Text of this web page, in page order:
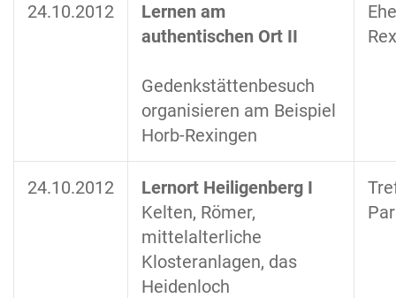
24.10.2012
Lernen am
authentischen Ort II
Gedenkstättenbesuch
organisieren am Beispiel
Horb-Rexingen
24.10.2012
Lernort Heiligenberg I
Kelten, Römer,
mittelalterliche
Klosteranlagen, das
Heidenloch